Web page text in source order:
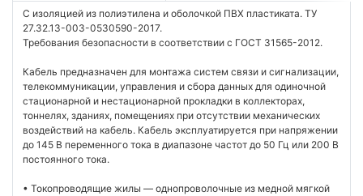
С изоляцией из полиэтилена и оболочкой ПВХ пластиката. ТУ
27.32.13-003-0530590-2017.
Требования безопасности в соответствии с ГОСТ 31565-2012.
Кабель предназначен для монтажа систем связи и сигнализации,
телекоммуникации, управления и сбора данных для одиночной
стационарной и нестационарной прокладки в коллекторах,
тоннелях, зданиях, помещениях при отсутствии механических
воздействий на кабель. Кабель эксплуатируется при напряжении
до 145 В переменного тока в диапазоне частот до 50 Гц или 200 В
постоянного тока.
• Токопроводящие жилы — однопроволочные из медной мягкой